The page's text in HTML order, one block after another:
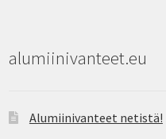
alumiinivanteet.eu
Alumiinivanteet netistä!